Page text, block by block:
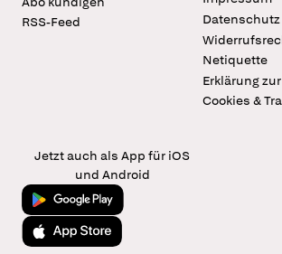
RSS-Feed
Datenschutz
Netiquette
Erklärung
Cookies &
Jetzt auch als App für iOS
und Android
Jetzt bei Google Play
Laden im App Store